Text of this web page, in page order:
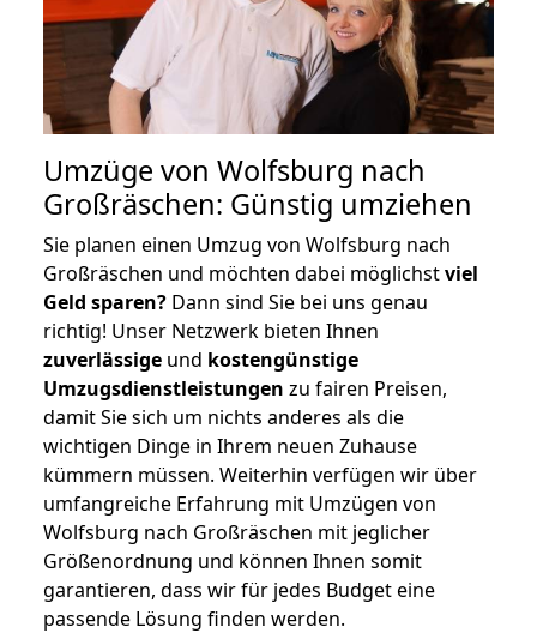
Umzüge von Wolfsburg nach
Großräschen: Günstig umziehen
Sie planen einen Umzug von Wolfsburg nach
Großräschen und möchten dabei möglichstviel
Geld sparen? Dann sind Sie bei uns genau
richtig! Unser Netzwerk bieten Ihnen
zuverlässige und kostengünstige
Umzugsdienstleistungen zu fairen Preisen,
damit Sie sich um nichts anderes als die
wichtigen Dinge in Ihrem neuen Zuhause
kümmern müssen. Weiterhin verfügen wir über
umfangreiche Erfahrung mit Umzügen von
Wolfsburg nach Großräschen mit jeglicher
Größenordnung und können Ihnen somit
garantieren, dass wir für jedes Budget eine
passende Lösung finden werden.